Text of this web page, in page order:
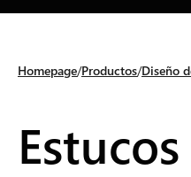
Homepage Productos Diseño